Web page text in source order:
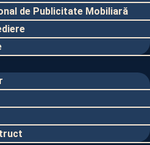
de Publicitate Mobiliară